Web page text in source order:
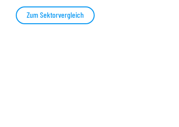
Zum Sektorvergleich